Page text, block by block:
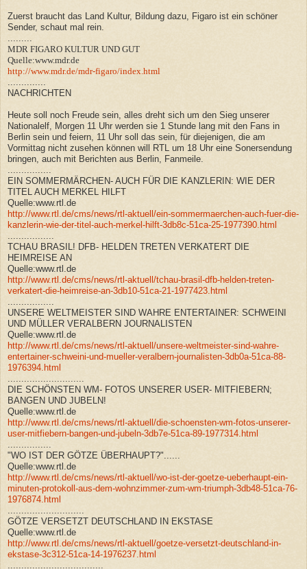
Zuerst braucht das Land Kultur, Bildung dazu, Figaro ist ein schöner
Sender, schaut mal rein.
MDR FIGARO KULTUR UND GUT
Quelle:www.mdr.de
http://www.mdr.de/mdr-figaro/index.html
NACHRICHTEN
Heute soll noch Freude sein, alles dreht sich um den Sieg unserer
Nationalelf, Morgen 11 Uhr werden sie 1 Stunde lang mit den Fans in
Berlin sein und feiern, 11 Uhr soll das sein, für diejenigen, die am
Vormittag nicht zusehen können will RTL um 18 Uhr eine Sonersendung
bringen, auch mit Berichten aus Berlin, Fanmeile.
EIN SOMMERMÄRCHEN- AUCH FÜR DIE KANZLERIN: WIE DER
TITEL AUCH MERKEL HILFT
Quelle:www.rtl.de
http://www.rtl.de/cms/news/rtl-aktuell/ein-sommermaerchen-auch-fuer-die-
kanzlerin-wie-der-titel-auch-merkel-hilft-3db8c-51ca-25-1977390.html
TCHAU BRASIL! DFB- HELDEN TRETEN VERKATERT DIE
HEIMREISE AN
Quelle:www.rtl.de
http://www.rtl.de/cms/news/rtl-aktuell/tchau-brasil-dfb-helden-treten-
verkatert-die-heimreise-an-3db10-51ca-21-1977423.html
UNSERE WELTMEISTER SIND WAHRE ENTERTAINER: SCHWEINI
UND MÜLLER VERALBERN JOURNALISTEN
Quelle:www.rtl.de
http://www.rtl.de/cms/news/rtl-aktuell/unsere-weltmeister-sind-wahre-
entertainer-schweini-und-mueller-veralbern-journalisten-3db0a-51ca-88-
1976394.html
DIE SCHÖNSTEN WM- FOTOS UNSERER USER- MITFIEBERN;
BANGEN UND JUBELN!
Quelle:www.rtl.de
http://www.rtl.de/cms/news/rtl-aktuell/die-schoensten-wm-fotos-unserer-
user-mitfiebern-bangen-und-jubeln-3db7e-51ca-89-1977314.html
"WO IST DER GÖTZE ÜBERHAUPT?"......
Quelle:www.rtl.de
http://www.rtl.de/cms/news/rtl-aktuell/wo-ist-der-goetze-ueberhaupt-ein-
minuten-protokoll-aus-dem-wohnzimmer-zum-wm-triumph-3db48-51ca-76-
1976874.html
GÖTZE VERSETZT DEUTSCHLAND IN EKSTASE
Quelle:www.rtl.de
http://www.rtl.de/cms/news/rtl-aktuell/goetze-versetzt-deutschland-in-
ekstase-3c312-51ca-14-1976237.html